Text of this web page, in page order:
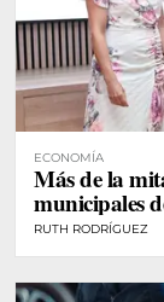
ECONOMÍA
Más de la
municipales
RUTH RODRÍGUEZ